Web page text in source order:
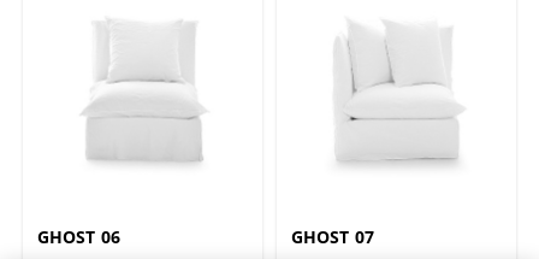
GHOST 06 GHOST 07